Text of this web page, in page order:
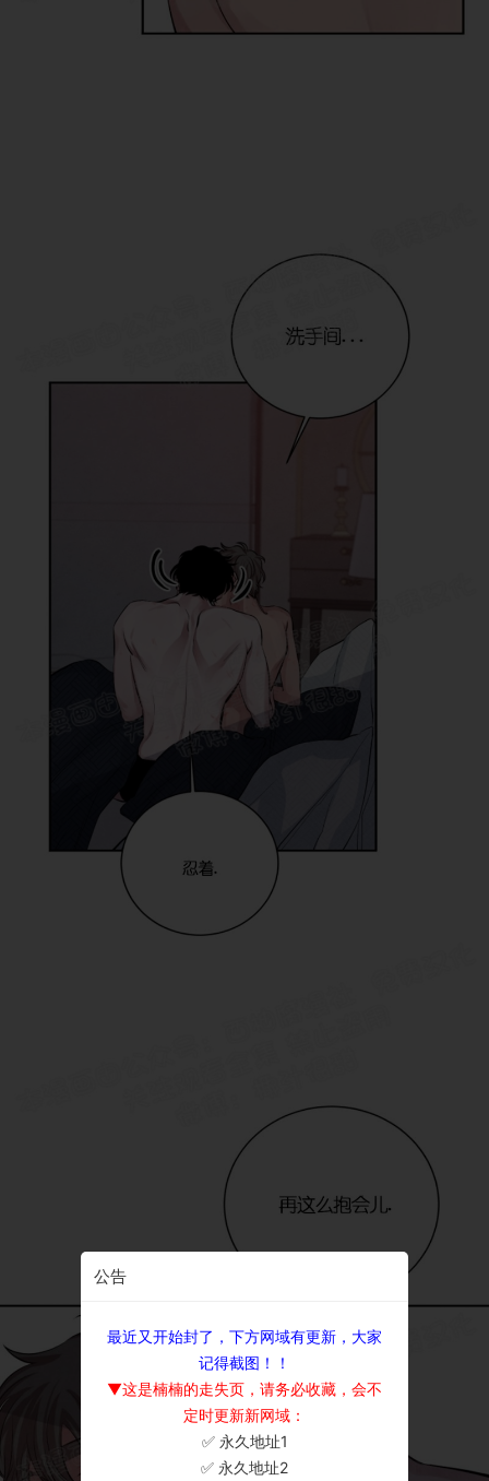
公告
最近又开始封了，下方网域有更新，大家
记得截图！！
▼这是楠楠的走失页，请务必收藏，会不
定时更新新网域：
✅ 永久地址1
✅ 永久地址2